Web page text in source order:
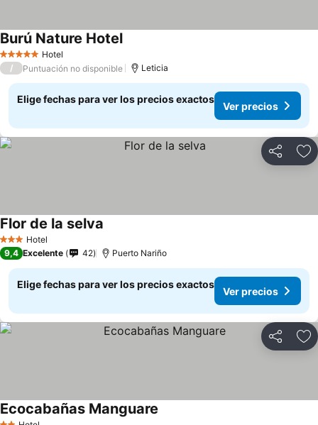
5 Estrellas Hotel
Burú Nature Hotel
/ Puntuación no disponible Leticia
Elige fechas para ver los precios exactos
Ver precios
Compartir
3 Estrellas
Hotel
Flor de la selva
9,4 Excelente 42 Puerto Nariño
Elige fechas para ver los precios exactos
Ver precios
Compartir
Ecocabañas Manguare